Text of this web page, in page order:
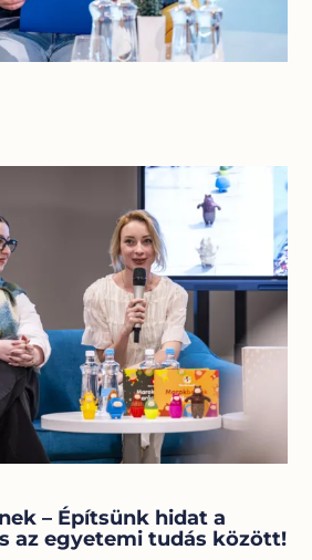
– Építsünk hidat a
az egyetemi tudás között!